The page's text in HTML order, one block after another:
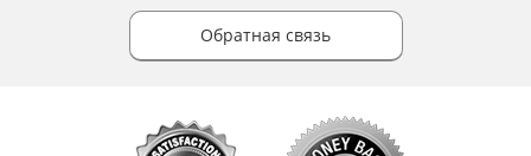
Обратная связь